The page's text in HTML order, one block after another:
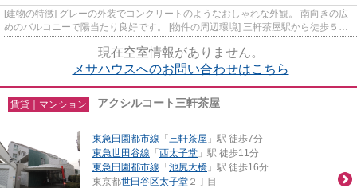
[建物の特徴] グレーの外装でコンクリートのようなおしゃれな外観。 南向きの広
めのバルコニーで陽当たり良好です。 [物件の周辺環境] 三軒茶屋駅から徒歩５分
と利便性の高い立地です...
現在空室情報がありません。
メサハウスへのお問い合わせはこちら
賃貸｜マンション アクシルコート三軒茶屋
東急田園都市線 「三軒茶屋 」駅 徒歩7分
東急世田谷線 「西太子堂 」駅 徒歩11分
東急田園都市線 「池尻大橋 」駅 徒歩16分
東京都世田谷区太子堂 ２丁目